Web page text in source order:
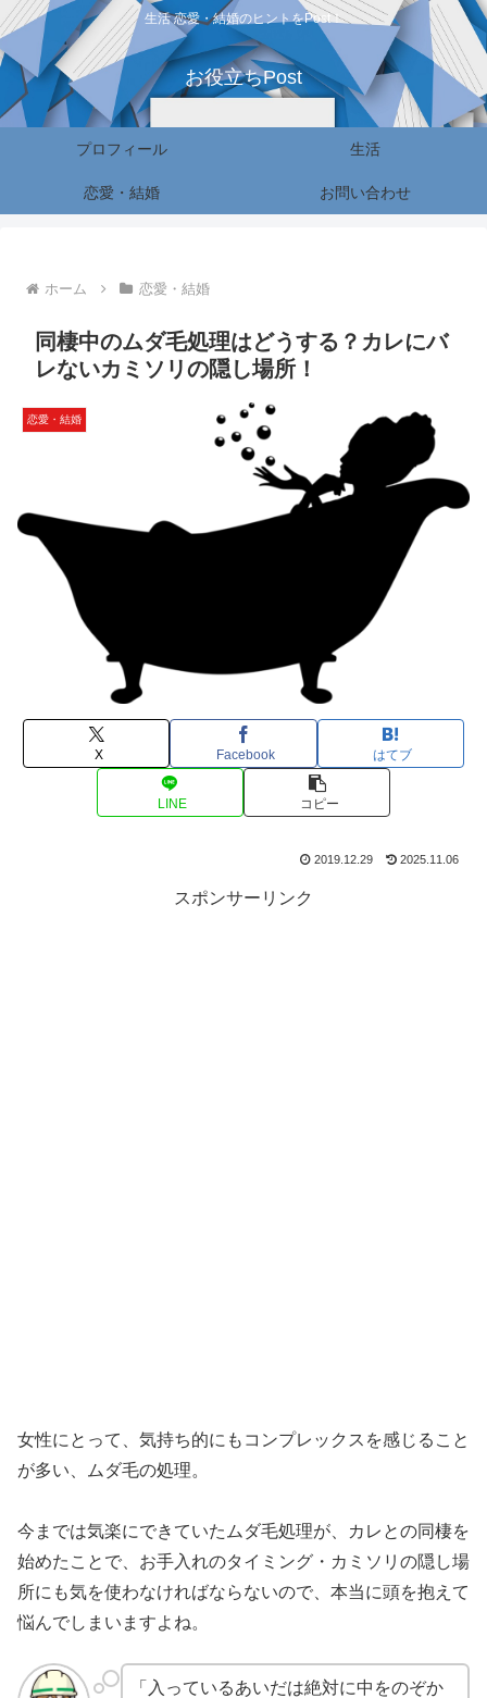
生活 恋愛・結婚のヒントをPost！
お役立ちPost
プロフィール 生活
恋愛・結婚 お問い合わせ
ホーム 恋愛・結婚
同棲中のムダ毛処理はどうする？カレにバ
レないカミソリの隠し場所！
恋愛・結婚
X Facebook はてブ
LINE コピー
2019.12.29 2025.11.06
スポンサーリンク
女性にとって、気持ち的にもコンプレックスを感じること
が多い、ムダ毛の処理。
今までは気楽にできていたムダ毛処理が、カレとの同棲を
始めたことで、お手入れのタイミング・カミソリの隠し場
所にも気を使わなければならないので、本当に頭を抱えて
悩んでしまいますよね。
「入っているあいだは絶対に中をのぞか